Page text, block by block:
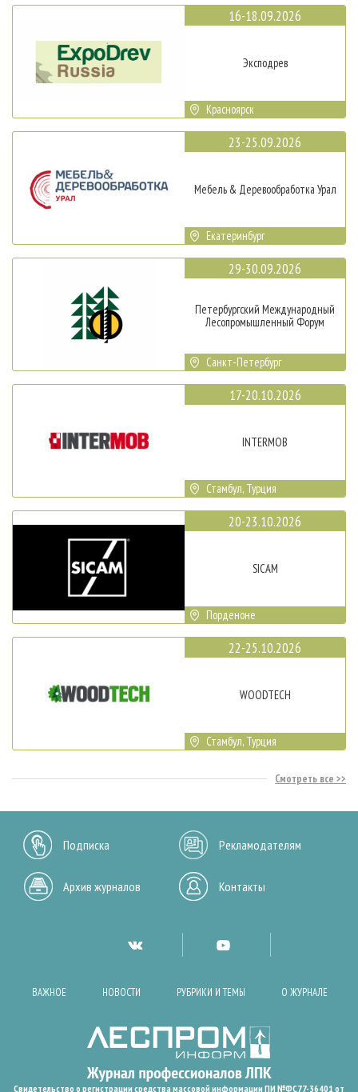
16-18.09.2026
Эксподрев
Красноярск
23-25.09.2026
Мебель & Деревообработка Урал
Екатеринбург
29-30.09.2026
Петербургский Международный
Лесопромышленный Форум
Санкт-Петербург
17-20.10.2026
INTERMOB
Стамбул, Турция
20-23.10.2026
SICAM
Порденоне
22-25.10.2026
WOODTECH
Стамбул, Турция
Смотреть все
Подписка Рекламодателям
Архив журналов Контакты
ВАЖНОЕ НОВОСТИ РУБРИКИ И ТЕМЫ О ЖУРНАЛЕ
Свидетельство о регистрации средства массовой информации ПИ №ФС77-36401 от